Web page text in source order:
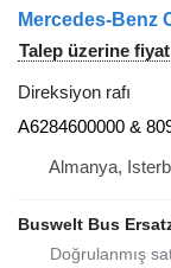
Talep üzerine fiyat
Direksiyon rafı
A6284600000 &
Almanya,
Buswelt Bus